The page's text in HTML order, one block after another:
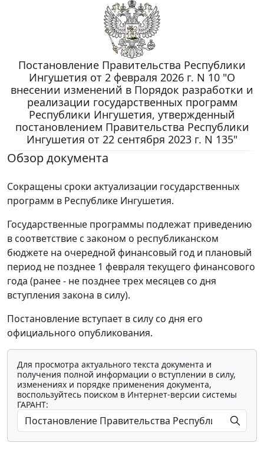
Постановление Правительства Республики
Ингушетия от 2 февраля 2026 г. N 10 "О
внесении изменений в Порядок разработки и
реализации государственных программ
Республики Ингушетия, утвержденный
постановлением Правительства Республики
Ингушетия от 22 сентября 2023 г. N 135"
Обзор документа
Сокращены сроки актуализации государственных
программ в Республике Ингушетия.
Государственные программы подлежат приведению
в соответствие с законом о республиканском
бюджете на очередной финансовый год и плановый
период не позднее 1 февраля текущего финансового
года (ранее - не позднее трех месяцев со дня
вступления закона в силу).
Постановление вступает в силу со дня его
официального опубликования.
Для просмотра актуального текста документа и
получения полной информации о вступлении в силу,
изменениях и порядке применения документа,
воспользуйтесь поиском в Интернет-версии системы
ГАРАНТ: